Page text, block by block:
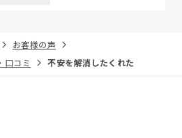
お客様の声
口コミ
不安を解消したくれた